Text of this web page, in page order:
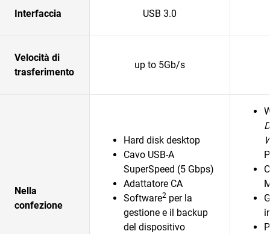
Interfaccia USB 3.0
Velocità di
trasferimento
up to 5Gb/s
Nella
confezione
Hard disk desktop
Cavo USB-A
SuperSpeed (5 Gbps)
Adattatore CA
Software2 per la
gestione e il backup
del dispositivo